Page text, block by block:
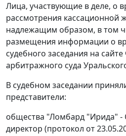
Лица, участвующие в деле, о
рассмотрения
надлежащим образом, в том
размещения информации о
судебного заседания на сайте
арбитражного суда
В судебном заседании
представители:
общества "Ломбард "Ирида"
директор (протокол от